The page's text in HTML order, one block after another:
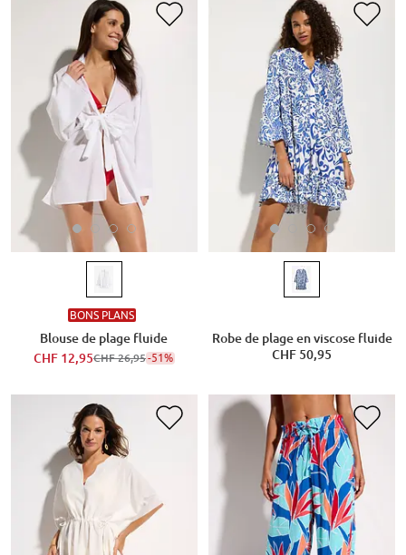
BONS PLANS
Blouse de plage fluide
CHF 12,95CHF 26,95-51%
Robe de plage en viscose fluide
CHF 50,95